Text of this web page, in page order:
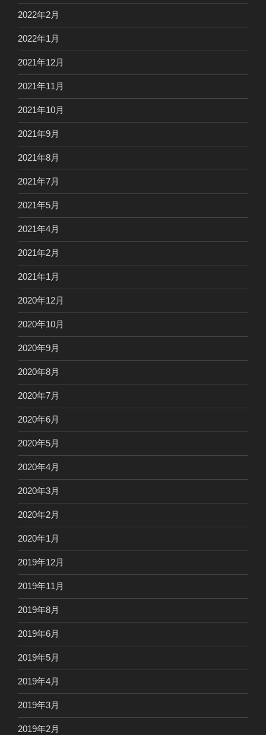
2022年2月
2022年1月
2021年12月
2021年11月
2021年10月
2021年9月
2021年8月
2021年7月
2021年5月
2021年4月
2021年2月
2021年1月
2020年12月
2020年10月
2020年9月
2020年8月
2020年7月
2020年6月
2020年5月
2020年4月
2020年3月
2020年2月
2020年1月
2019年12月
2019年11月
2019年8月
2019年6月
2019年5月
2019年4月
2019年3月
2019年2月